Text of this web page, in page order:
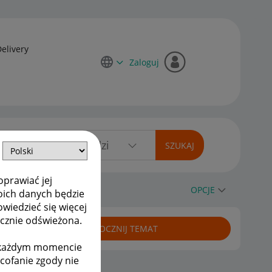
jej
danych będzie
się więcej
odświeżona.
momencie
zgody nie
Zaloguj
OPCJE
ROZPOCZNIJ TEMAT